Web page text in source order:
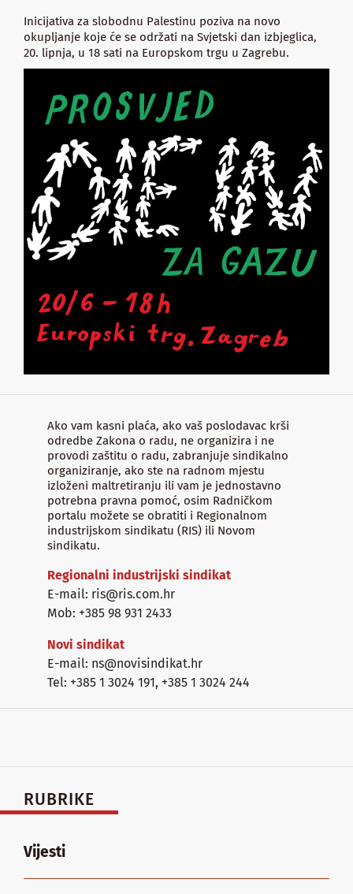
Inicijativa za slobodnu Palestinu poziva na novo
okupljanje koje će se održati na Svjetski dan izbjeglica,
20. lipnja, u 18 sati na Europskom trgu u Zagrebu.
Ako vam kasni plaća, ako vaš poslodavac krši
odredbe Zakona o radu, ne organizira i ne
provodi zaštitu o radu, zabranjuje sindikalno
organiziranje, ako ste na radnom mjestu
izloženi maltretiranju ili vam je jednostavno
potrebna pravna pomoć, osim Radničkom
portalu možete se obratiti i Regionalnom
industrijskom sindikatu (RIS) ili Novom
sindikatu.
Regionalni industrijski sindikat
E-mail: ris@ris.com.hr
Mob: +385 98 931 2433
Novi sindikat
E-mail: ns@novisindikat.hr
Tel: +385 1 3024 191, +385 1 3024 244
RUBRIKE
Vijesti